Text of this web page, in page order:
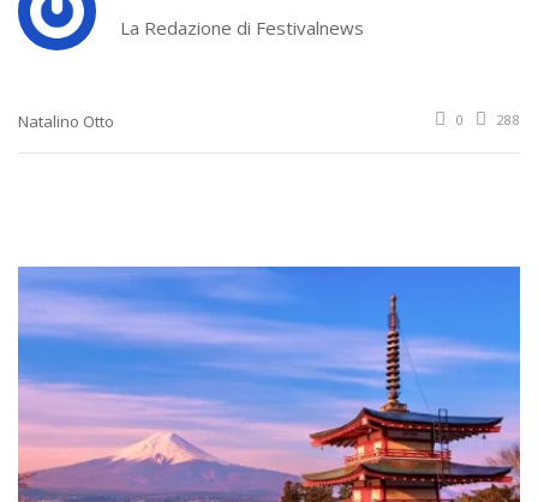
La Redazione di Festivalnews
Natalino Otto 0 288